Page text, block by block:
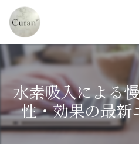
水素吸入による
性・効果の最新